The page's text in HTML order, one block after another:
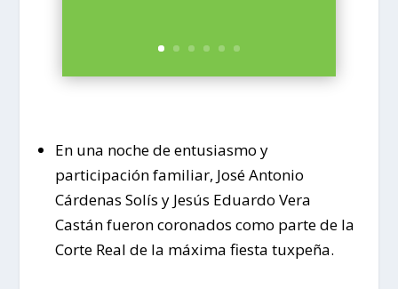
En una noche de entusiasmo y
participación familiar, José Antonio
Cárdenas Solís y Jesús Eduardo Vera
Castán fueron coronados como parte de la
Corte Real de la máxima fiesta tuxpeña.